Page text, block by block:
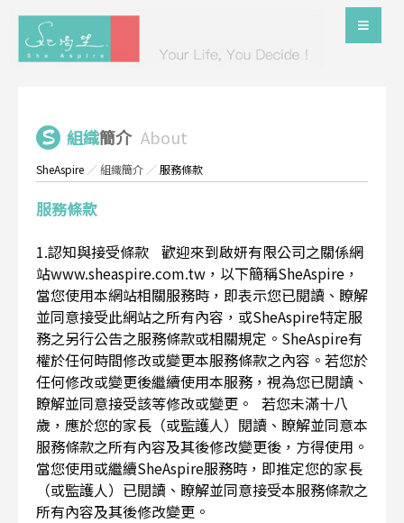
組織簡介 About
SheAspire ／組織簡介 ／服務條款
服務條款
1.認知與接受條款 歡迎來到啟妍有限公司之關係網
站www.sheaspire.com.tw，以下簡稱SheAspire，
當您使用本網站相關服務時，即表示您已閱讀、瞭解
並同意接受此網站之所有內容，或SheAspire特定服
務之另行公告之服務條款或相關規定。SheAspire有
權於任何時間修改或變更本服務條款之內容。若您於
任何修改或變更後繼續使用本服務，視為您已閱讀、
瞭解並同意接受該等修改或變更。 若您未滿十八
歲，應於您的家長（或監護人）閱讀、瞭解並同意本
服務條款之所有內容及其後修改變更後，方得使用。
當您使用或繼續SheAspire服務時，即推定您的家長
（或監護人）已閱讀、瞭解並同意接受本服務條款之
所有內容及其後修改變更。